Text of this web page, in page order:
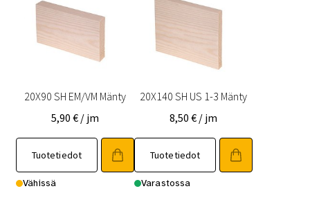
20X90 SH EM/VM Mänty
5,90 € / jm
Tuotetiedot
Vähissä
20X140 SH US 1-3 Mänty
8,50€ / jm
Tuotetiedot
Varastossa